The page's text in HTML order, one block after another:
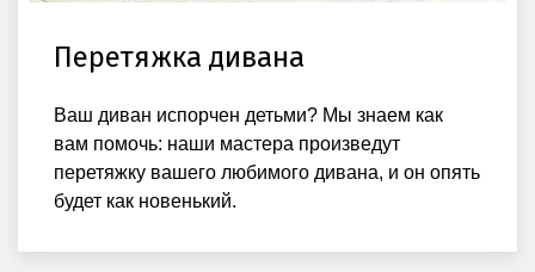
Перетяжка дивана
Ваш диван испорчен детьми? Мы знаем как
вам помочь: наши мастера произведут
перетяжку вашего любимого дивана, и он опять
будет как новенький.